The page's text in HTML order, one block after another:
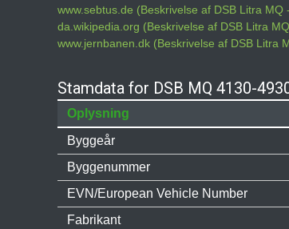
www.sebtus.de (Beskrivelse af DSB Litra
da.wikipedia.org (Beskrivelse af DSB Litra
www.jernbanen.dk (Beskrivelse af DSB Litra
Stamdata for DSB MQ 4130-
Oplysning
Byggeår
Byggenummer
EVN/European Vehicle Number
Fabrikant